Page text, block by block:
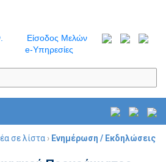
Είσοδος Μελών
e-Υπηρεσίες
σε λίστα › Ενημέρωση / Εκδηλώσεις